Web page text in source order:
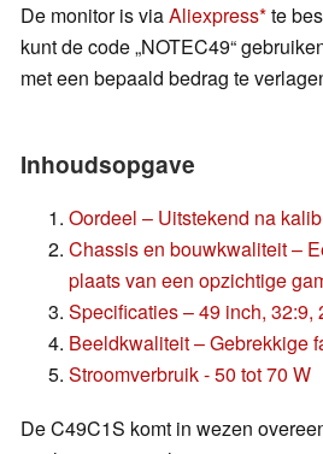
De monitor is viaAliexpress te
kunt de code „NOTEC49“
met een bepaald bedrag te
Inhoudsopgave
Oordeel – Uitstekend na
Chassis en bouwkwaliteit –
plaats van een opzichtige
Specificaties – 49 inch, 32:9,
Beeldkwaliteit – Gebrekkige
Stroomverbruik - 50 tot 70 W
De C49C1S komt in wezen